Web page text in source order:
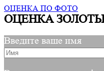
ОЦЕНКА ПО ФОТО
ОЦЕНКА
Введите ваше имя